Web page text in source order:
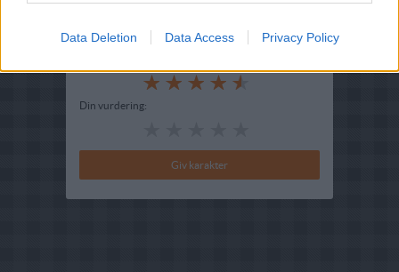
Data Deletion Data Access Privacy Policy
Bedøm retten
Din vurdering: